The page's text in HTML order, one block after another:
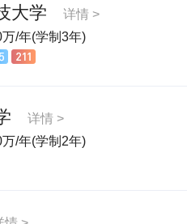
大学
详情 >
/年(学制3年)
详情 >
/年(学制2年)